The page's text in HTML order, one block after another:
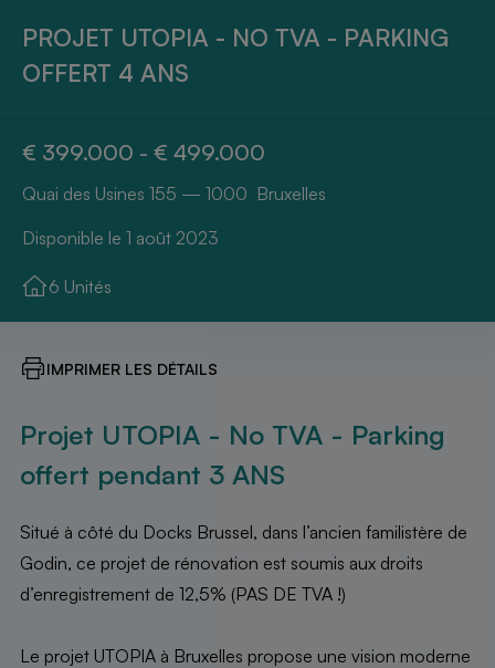
PROJET UTOPIA - NO TVA - PARKING
OFFERT 4 ANS
€ 399.000 - € 499.000
Quai des Usines 155 — 1000 Bruxelles
Disponible le 1 août 2023
6 Unités
IMPRIMER LES DÉTAILS
Projet UTOPIA - No TVA - Parking
offert pendant 3 ANS
Situé à côté du Docks Brussel, dans l’ancien familistère de
Godin, ce projet de rénovation est soumis aux droits
d’enregistrement de 12,5% (PAS DE TVA !)
Le projet UTOPIA à Bruxelles propose une vision moderne